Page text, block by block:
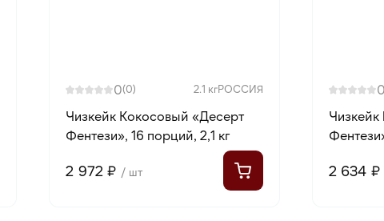
0(0) 2.1 кгРОССИЯ
Чизкейк Кокосовый «Десерт
Фентези», 16 порций, 2,1 кг
2 972 ₽ / шт
0
2 634 ₽